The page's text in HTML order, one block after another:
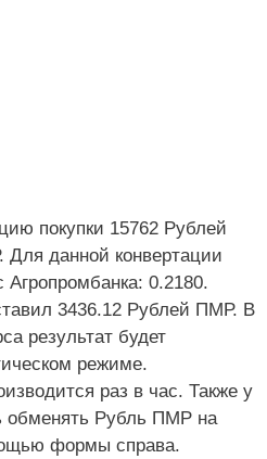
покупки 15762 Рублей
данной конвертации
Агропромбанка: 0.2180.
3436.12 Рублей ПМР. В
результат будет
режиме.
раз в час. Также у
обменять Рубль ПМР на
формы справа.